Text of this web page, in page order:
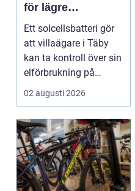
för lägre
elkostnader året
runt
Ett solcellsbatteri gör
att villaägare i Täby
kan ta kontroll över sin
elförbrukning på
riktigt. Gen...
02 augusti 2026